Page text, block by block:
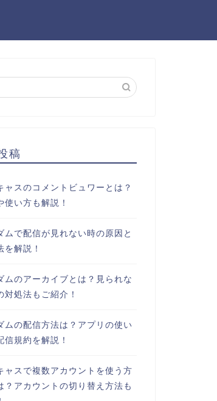
稿
ャスのコメントビュワーとは？
使い方も解説！
ムで配信が見れない時の原因と
を解説！
ムのアーカイブとは？見られな
対処法もご紹介！
ムの配信方法は？アプリの使い
信規約を解説！
ャスで複数アカウントを使う方
？アカウントの切り替え方法も